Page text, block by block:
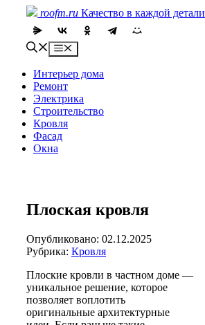
content
roofm.ru Качество в каждой детали
Menu
Интерьер дома
Ремонт
Электрика
Строительство
Кровля
Фасад
Окна
Плоская кровля
Опубликовано: 02.12.2025
Рубрика: Кровля
Плоские кровли в частном доме —
уникальное решение, которое
позволяет воплотить
оригинальные архитектурные